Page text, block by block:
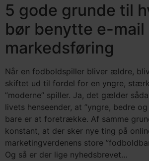
5 gode grunde til
bør benytte e-mail
markedsføring
Når en fodboldspiller bliver ældre,
skiftet ud til fordel for en yngre,
”moderne” spiller. Ja, det gælder
livets henseender, at ”yngre, bedre
bare er at foretrække. Af samme
konstant, at der sker nye ting på
marketingverdenens store
Og så er der lige nyhedsbrevet…